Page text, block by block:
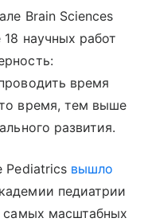
Brain Sciences
научных работ
время
время, тем выше
развития.
Pediatrics вышло
педиатрии
самых масштабных